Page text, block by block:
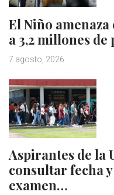
El Niño
a 3,2 millones
7 agosto, 2026
Aspirantes de la
consultar fecha
examen…